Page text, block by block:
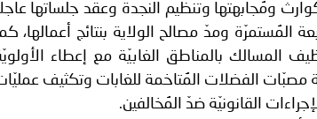
ومُجابهتها وتنظيم النجدة وعقد جلساتها
المُستمرّة ومدّ مصالح الولاية بنتائج أعمالها،
المسالك بالمناطق الغابيّة مع إعطاء
مصبّات الفضلات المُتاخمة للغابات وتكثيف
القانونيّة ضدّ المُخالفين.